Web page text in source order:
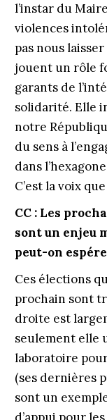
l’instar du
violences
pas nous
jouent un rôle
garants de
solidarité. Elle
notre
du sens à
dans
C’est la voix
CC : Les
sont un enjeu
peut-on
Ces élections
prochain sont
droite est
seulement elle
laboratoire
(ses dernières
sont un